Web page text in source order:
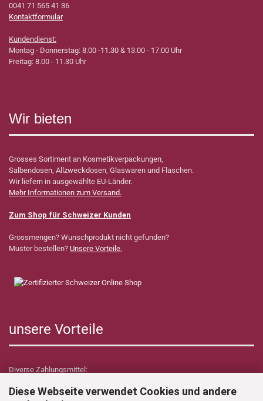
Diese Webseite verwendet Cookies und andere
0041 71 565 41 36
Kontaktformular
Kundendienst:
Montag - Donnerstag: 8.00 -11.30 & 13.00 - 17.00 Uhr
Freitag: 8.00 - 11.30 Uhr
Wir bieten
Grosses Sortiment an Kosmetikverpackungen,
Salbendosen, Allzweckdosen, Glaswaren und Flaschen.
Wir liefern in ausgewählte EU-Länder.
Mehr Informationen zum Versand.
Zum Shop für Schweizer Kunden
Grossmengen? Wunschprodukt nicht gefunden?
Muster bestellen? Unsere Vorteile.
unsere Vorteile
Diverse Zahlungsmittel: